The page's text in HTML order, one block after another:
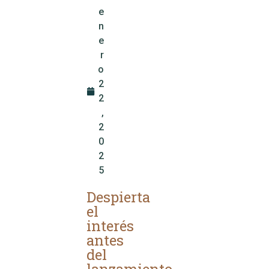
e
n
e
r
o
2
2
,
2
0
2
5
Despierta
el
interés
antes
del